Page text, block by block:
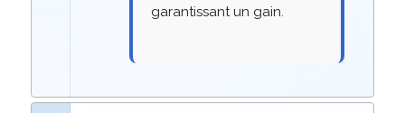
garantissant un gain.